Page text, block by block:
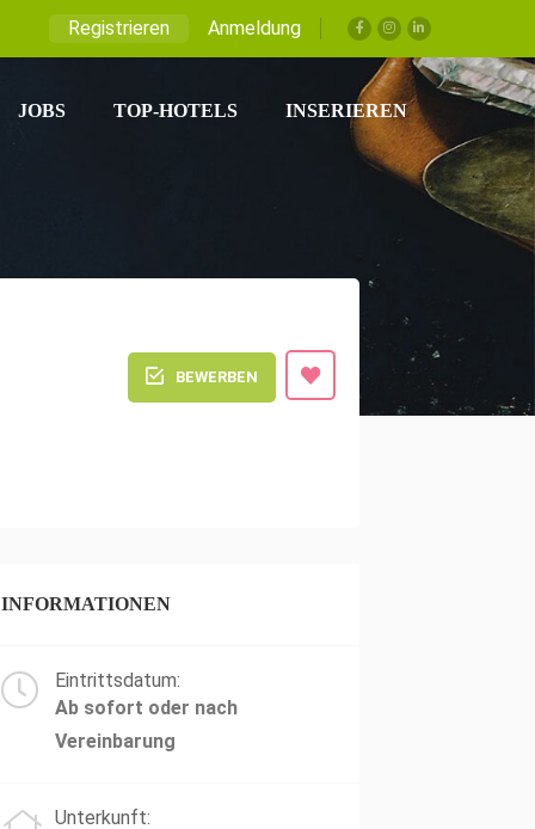
Registrieren Anmeldung
JOBS TOP-HOTELS INSERIEREN
BEWERBEN
INFORMATIONEN
Eintrittsdatum:
Ab sofort oder nach
Vereinbarung
Unterkunft: